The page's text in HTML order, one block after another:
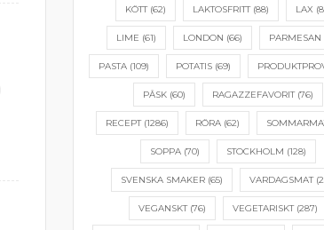
KÖTT(62) LAKTOSFRITT(88) LAX
LIME (61) LONDON (66) PARMESAN
PASTA (109) POTATIS (69)
PÅSK (60) RAGAZZEFAVORIT(76)
RECEPT(1286) RÖRA (62)
SOPPA (70) STOCKHOLM (128)
SVENSKA SMAKER(65) VARDAGSMAT
VEGANSKT(76) VEGETARISKT(287)